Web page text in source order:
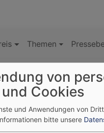
Themen
Blum wurde am
von
Cookies
und Anwendungen von
bitte unsere